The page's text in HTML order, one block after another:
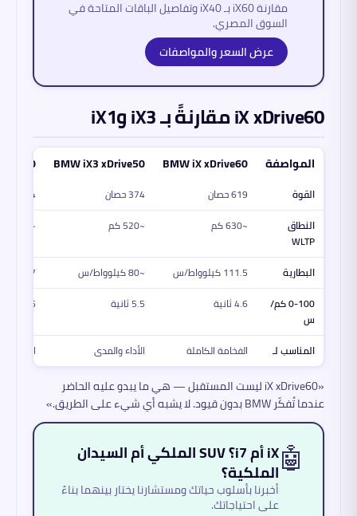
مقارنة iX60 بـ iX40 وتفاصيل الباقات المتاحة في
السوق المصري.
عرض السعر والمواصفات
iX xDrive60 مقارنةً بـ iX3 وiX1
المواصفة BMW iX xDrive60
BMW iX3 xDrive50
القوة 619 حصان 374 حصان
204 حصان
النطاق
WLTP
~630 كم ~520 كم ~440 كم
البطارية 111.5 كيلوواط/س ~80 كيلوواط/س
64.7 كيلوواط/س
0-100 كم/
س
4.6 ثانية 5.5 ثانية 8.6 ثانية
المناسب لـ الفخامة الكاملة الأداء والمدى
«iX xDrive60 ليست المستقبل — هي ما يبدو عليه الحاضر
عندما تُفكّر BMW بدون قيود. لا يشبه أي شيء على الطريق.»
🤖 iX أم i7؟ SUV الملكي أم السيدان
الملكية؟
أخبرنا بأسلوب حياتك ومستشارنا يختار بينهما بناءً
على احتياجاتك.